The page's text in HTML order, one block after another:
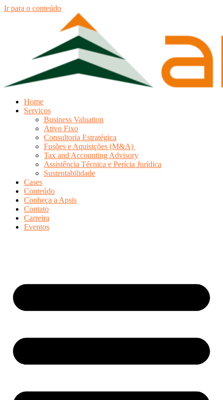
Ir para o conteúdo
Home
Serviços
Business Valuation
Ativo Fixo
Consultoria Estratégica
Fusões e Aquisições (M&A)
Tax and Accounting Advisory
Assistência Técnica e Perícia Jurídica
Sustentabilidade
Cases
Conteúdo
Conheça a Apsis
Contato
Carreira
Eventos